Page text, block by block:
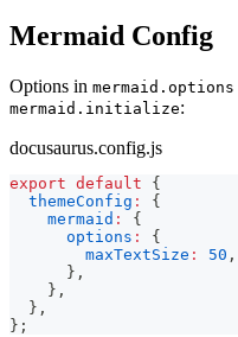
Mermaid Config
Options in mermaid.options
mermaid.initialize:
docusaurus.config.js
export default
{
themeConfig :
{
mermaid :
{
options :
{
maxTextSize : 50 ,
} ,
} ,
} ,
} ;